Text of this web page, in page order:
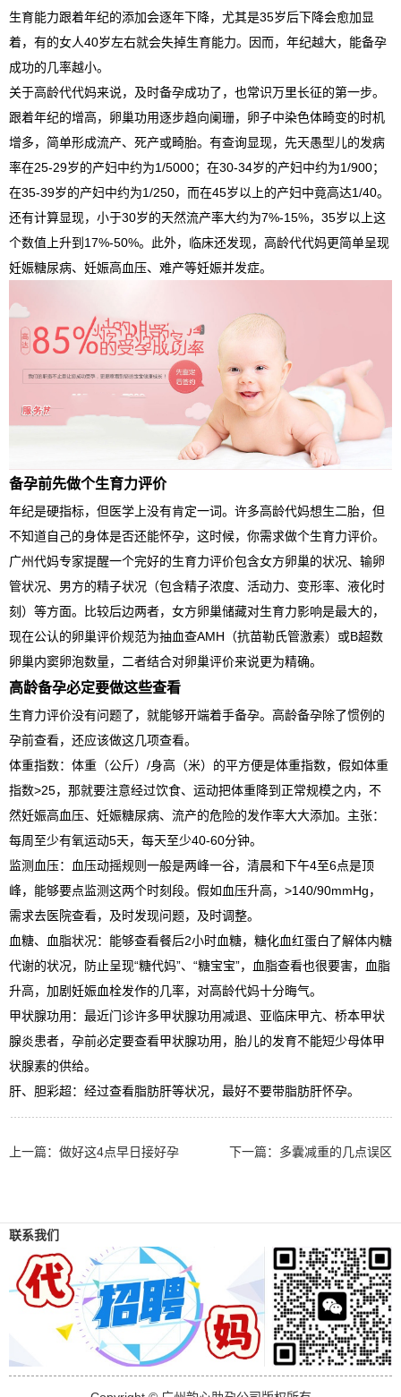
生育能力跟着年纪的添加会逐年下降，尤其是35岁后下降会愈加显
着，有的女人40岁左右就会失掉生育能力。因而，年纪越大，能备孕
成功的几率越小。
关于高龄代代妈来说，及时备孕成功了，也常识万里长征的第一步。
跟着年纪的增高，卵巢功用逐步趋向阑珊，卵子中染色体畸变的时机
增多，简单形成流产、死产或畸胎。有查询显现，先天愚型儿的发病
率在25-29岁的产妇中约为1/5000；在30-34岁的产妇中约为1/900；
在35-39岁的产妇中约为1/250，而在45岁以上的产妇中竟高达1/40。
还有计算显现，小于30岁的天然流产率大约为7%-15%，35岁以上这
个数值上升到17%-50%。此外，临床还发现，高龄代代妈更简单呈现
妊娠糖尿病、妊娠高血压、难产等妊娠并发症。
备孕前先做个生育力评价
年纪是硬指标，但医学上没有肯定一词。许多高龄代妈想生二胎，但
不知道自己的身体是否还能怀孕，这时候，你需求做个生育力评价。
广州代妈专家提醒一个完好的生育力评价包含女方卵巢的状况、输卵
管状况、男方的精子状况（包含精子浓度、活动力、变形率、液化时
刻）等方面。比较后边两者，女方卵巢储藏对生育力影响是最大的，
现在公认的卵巢评价规范为抽血查AMH（抗苗勒氏管激素）或B超数
卵巢内窦卵泡数量，二者结合对卵巢评价来说更为精确。
高龄备孕必定要做这些查看
生育力评价没有问题了，就能够开端着手备孕。高龄备孕除了惯例的
孕前查看，还应该做这几项查看。
体重指数：体重（公斤）/身高（米）的平方便是体重指数，假如体重
指数>25，那就要注意经过饮食、运动把体重降到正常规模之内，不
然妊娠高血压、妊娠糖尿病、流产的危险的发作率大大添加。主张：
每周至少有氧运动5天，每天至少40-60分钟。
监测血压：血压动摇规则一般是两峰一谷，清晨和下午4至6点是顶
峰，能够要点监测这两个时刻段。假如血压升高，>140/90mmHg，
需求去医院查看，及时发现问题，及时调整。
血糖、血脂状况：能够查看餐后2小时血糖，糖化血红蛋白了解体内糖
代谢的状况，防止呈现“糖代妈”、“糖宝宝”，血脂查看也很要害，血脂
升高，加剧妊娠血栓发作的几率，对高龄代妈十分晦气。
甲状腺功用：最近门诊许多甲状腺功用减退、亚临床甲亢、桥本甲状
腺炎患者，孕前必定要查看甲状腺功用，胎儿的发育不能短少母体甲
状腺素的供给。
肝、胆彩超：经过查看脂肪肝等状况，最好不要带脂肪肝怀孕。
上一篇： 做好这4点早日接好孕 下一篇： 多囊减重的几点误区
联系我们